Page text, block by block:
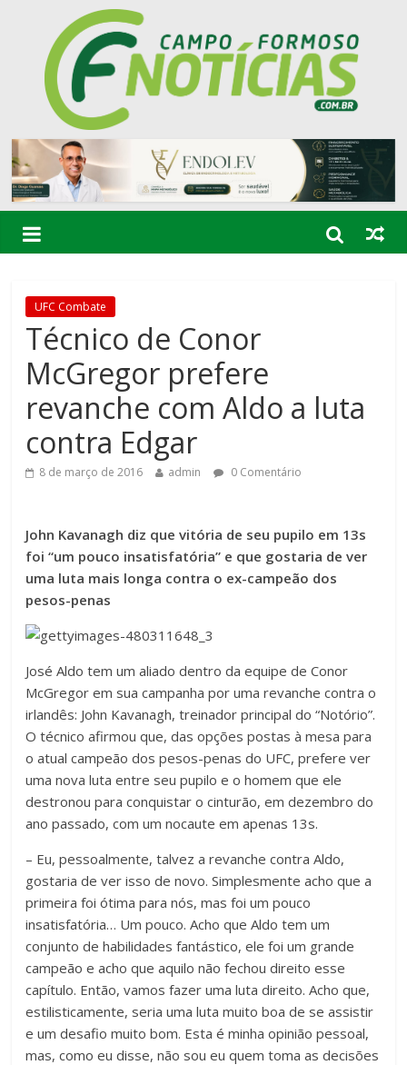
UFC Combate
Técnico de Conor
McGregor prefere
revanche com Aldo a luta
contra Edgar
8 de março de 2016 admin 0 Comentário
John Kavanagh diz que vitória de seu pupilo em 13s
foi “um pouco insatisfatória” e que gostaria de ver
uma luta mais longa contra o ex-campeão dos
pesos-penas
José Aldo tem um aliado dentro da equipe deConor
McGregor em sua campanha por uma revanche contra o
irlandês: John Kavanagh, treinador principal do “Notório”.
O técnico afirmou que, das opções postas à mesa para
o atual campeão dos pesos-penas do UFC, prefere ver
uma nova luta entre seu pupilo e o homem que ele
destronou para conquistar o cinturão, em dezembro do
ano passado, com um nocaute em apenas 13s.
– Eu, pessoalmente, talvez a revanche contra Aldo,
gostaria de ver isso de novo. Simplesmente acho que a
primeira foi ótima para nós, mas foi um pouco
insatisfatória… Um pouco. Acho que Aldo tem um
conjunto de habilidades fantástico, ele foi um grande
campeão e acho que aquilo não fechou direito esse
capítulo. Então, vamos fazer uma luta direito. Acho que,
estilisticamente, seria uma luta muito boa de se assistir
e um desafio muito bom. Esta é minha opinião pessoal,
mas, como eu disse, não sou eu quem toma as decisões